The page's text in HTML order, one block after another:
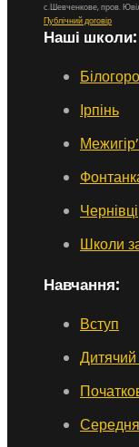
с.Шевченкове, пров.
Публічний договір
Наші школи:
Ірпінь
Чернівці
Школи
Навчання:
Вступ